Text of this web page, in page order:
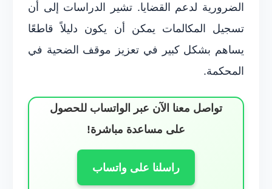
الضرورية لدعم القضايا. تشير الدراسات إلى أن
تسجيل المكالمات يمكن أن يكون دليلاً قاطعًا
يساهم بشكل كبير في تعزيز موقف الضحية في
المحكمة.
تواصل معنا الآن عبر الواتساب للحصول
على مساعدة مباشرة!
راسلنا على واتساب